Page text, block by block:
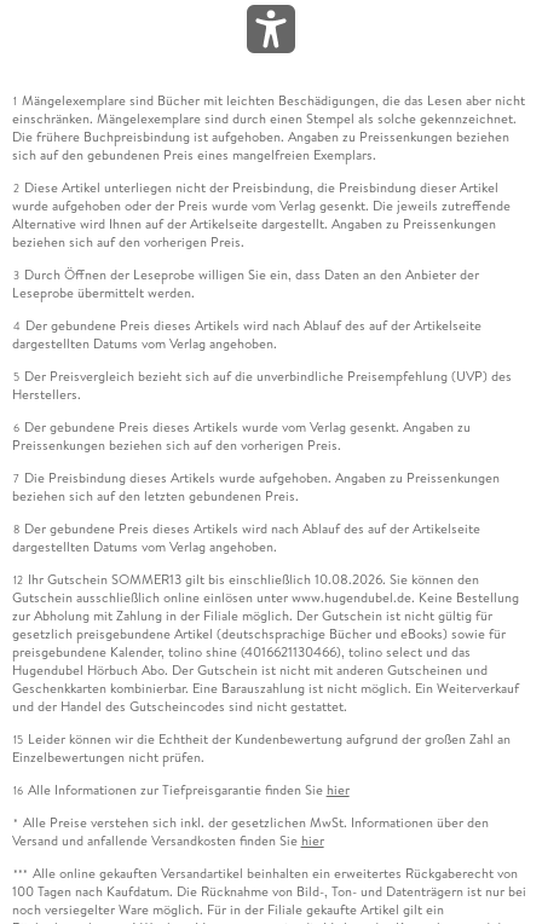
1 Mängelexemplare sind Bücher mit leichten Beschädigungen, die das Lesen aber nicht
einschränken. Mängelexemplare sind durch einen Stempel als solche gekennzeichnet.
Die frühere Buchpreisbindung ist aufgehoben. Angaben zu Preissenkungen beziehen
sich auf den gebundenen Preis eines mangelfreien Exemplars.
2 Diese Artikel unterliegen nicht der Preisbindung, die Preisbindung dieser Artikel
wurde aufgehoben oder der Preis wurde vom Verlag gesenkt. Die jeweils zutreffende
Alternative wird Ihnen auf der Artikelseite dargestellt. Angaben zu Preissenkungen
beziehen sich auf den vorherigen Preis.
3 Durch Öffnen der Leseprobe willigen Sie ein, dass Daten an den Anbieter der
Leseprobe übermittelt werden.
4 Der gebundene Preis dieses Artikels wird nach Ablauf des auf der Artikelseite
dargestellten Datums vom Verlag angehoben.
5 Der Preisvergleich bezieht sich auf die unverbindliche Preisempfehlung (UVP) des
Herstellers.
6 Der gebundene Preis dieses Artikels wurde vom Verlag gesenkt. Angaben zu
Preissenkungen beziehen sich auf den vorherigen Preis.
7 Die Preisbindung dieses Artikels wurde aufgehoben. Angaben zu Preissenkungen
beziehen sich auf den letzten gebundenen Preis.
8 Der gebundene Preis dieses Artikels wird nach Ablauf des auf der Artikelseite
dargestellten Datums vom Verlag angehoben.
12 Ihr Gutschein SOMMER13 gilt bis einschließlich 10.08.2026. Sie können den
Gutschein ausschließlich online einlösen unter www.hugendubel.de. Keine Bestellung
zur Abholung mit Zahlung in der Filiale möglich. Der Gutschein ist nicht gültig für
gesetzlich preisgebundene Artikel (deutschsprachige Bücher und eBooks) sowie für
preisgebundene Kalender, tolino shine (4016621130466), tolino select und das
Hugendubel Hörbuch Abo. Der Gutschein ist nicht mit anderen Gutscheinen und
Geschenkkarten kombinierbar. Eine Barauszahlung ist nicht möglich. Ein Weiterverkauf
und der Handel des Gutscheincodes sind nicht gestattet.
15 Leider können wir die Echtheit der Kundenbewertung aufgrund der großen Zahl an
Einzelbewertungen nicht prüfen.
16 Alle Informationen zur Tiefpreisgarantie finden Sie hier
* Alle Preise verstehen sich inkl. der gesetzlichen MwSt. Informationen über den
Versand und anfallende Versandkosten finden Sie hier
*** Alle online gekauften Versandartikel beinhalten ein erweitertes Rückgaberecht von
100 Tagen nach Kaufdatum. Die Rücknahme von Bild-, Ton- und Datenträgern ist nur bei
noch versiegelter Ware möglich. Für in der Filiale gekaufte Artikel gilt ein